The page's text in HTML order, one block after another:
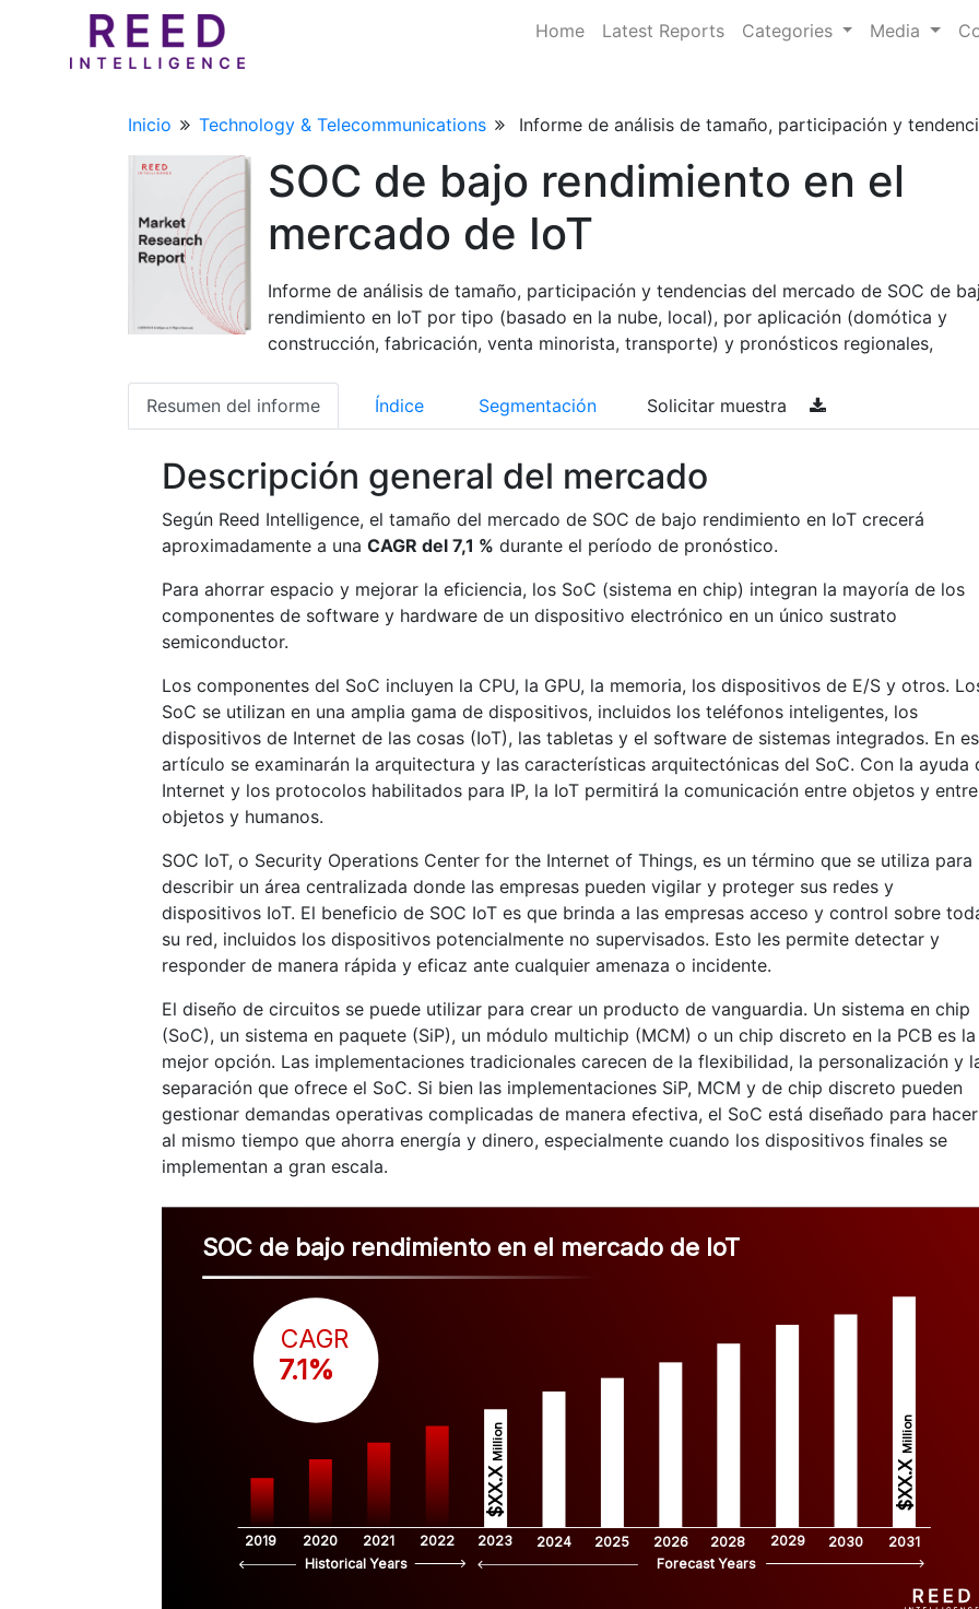
Home Latest Reports Categories Media
Inicio Technology & Telecommunications Informe de análisis de tamaño, participación y
SOC de bajo rendimiento en el
mercado de IoT
Informe de análisis de tamaño, participación y tendencias del mercado de SOC de
rendimiento en IoT por tipo (basado en la nube, local), por aplicación (domótica y
construcción, fabricación, venta minorista, transporte) y pronósticos regionales,
Resumen del informe Índice Segmentación Solicitar muestra
Descripción general del mercado
Según Reed Intelligence, el tamaño del mercado de SOC de bajo rendimiento en IoT crecerá
aproximadamente a una CAGR del 7,1 % durante el período de pronóstico.
Para ahorrar espacio y mejorar la eficiencia, los SoC (sistema en chip) integran la mayoría de los
componentes de software y hardware de un dispositivo electrónico en un único sustrato
semiconductor.
Los componentes del SoC incluyen la CPU, la GPU, la memoria, los dispositivos de E/S y otros.
SoC se utilizan en una amplia gama de dispositivos, incluidos los teléfonos inteligentes, los
dispositivos de Internet de las cosas (IoT), las tabletas y el software de sistemas integrados. En
artículo se examinarán la arquitectura y las características arquitectónicas del SoC. Con la ayuda
Internet y los protocolos habilitados para IP, la IoT permitirá la comunicación entre objetos y entre
objetos y humanos.
SOC IoT, o Security Operations Center for the Internet of Things, es un término que se utiliza para
describir un área centralizada donde las empresas pueden vigilar y proteger sus redes y
dispositivos IoT. El beneficio de SOC IoT es que brinda a las empresas acceso y control sobre
su red, incluidos los dispositivos potencialmente no supervisados. Esto les permite detectar y
responder de manera rápida y eficaz ante cualquier amenaza o incidente.
El diseño de circuitos se puede utilizar para crear un producto de vanguardia. Un sistema en chip
(SoC), un sistema en paquete (SiP), un módulo multichip (MCM) o un chip discreto en la PCB es la
mejor opción. Las implementaciones tradicionales carecen de la flexibilidad, la personalización y
separación que ofrece el SoC. Si bien las implementaciones SiP, MCM y de chip discreto pueden
gestionar demandas operativas complicadas de manera efectiva, el SoC está diseñado para
al mismo tiempo que ahorra energía y dinero, especialmente cuando los dispositivos finales se
implementan a gran escala.
SOC de bajo rendimiento en el mercado de IoT
2019 2020 2021 2022 2023 2024 2025 2026 2028 2029 2030 2031
$XX.X
Million
$XX.X
Million
CAGR
7.1%
Historical Years Forecast Years